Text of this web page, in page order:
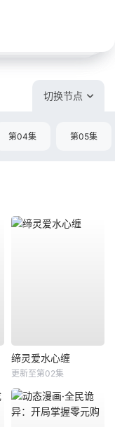
切换节点
第04集 第05集
缔灵爱水心缠
更新至第02集